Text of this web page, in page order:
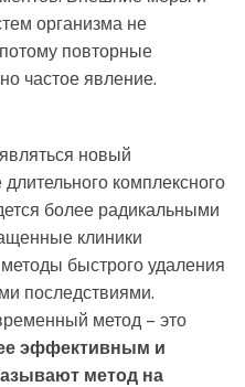
организма не
повторные
частое явление.
новый
комплексного
более радикальными
клиники
быстрого удаления
последствиями.
метод – это
эффективным и
метод на